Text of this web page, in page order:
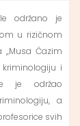
održano je
u rizičnom
,,Musa Ćazim
i
je održao
a
svih